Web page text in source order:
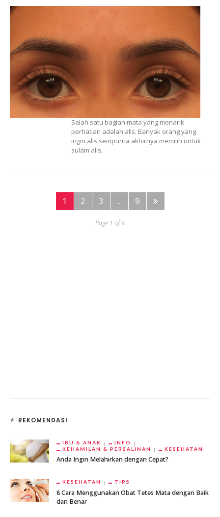
Salah satu bagian mata yang menarik
perhatian adalah alis. Banyak orang yang
ingin alis sempurna akhirnya memilih untuk
sulam alis,
1 2 3 … 9
Page 1 of 9
REKOMENDASI
IBU & ANAK
INFO
KEHAMILAN & PERSALINAN
KESEHATAN
Anda Ingin Melahirkan dengan Cepat?
KESEHATAN TIPS
8 Cara Menggunakan Obat Tetes Mata dengan Baik
dan Benar